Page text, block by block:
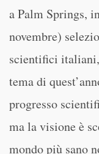
a Palm Springs,
novembre)
scientifici
tema di
progresso
ma la visione è
mondo più sano